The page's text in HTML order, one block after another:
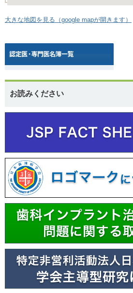
大きな地図を見る（google mapが開きます）
お読みください